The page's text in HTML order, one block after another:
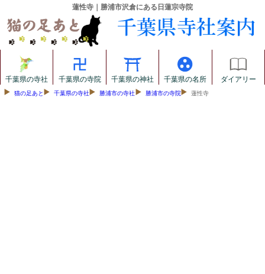
蓮性寺｜勝浦市沢倉にある日蓮宗寺院
千葉県の寺社 千葉県の寺院 千葉県の神社 千葉県の名所 ダイアリー
猫の足あと 千葉県の寺社 勝浦市の寺社 勝浦市の寺院 蓮性寺